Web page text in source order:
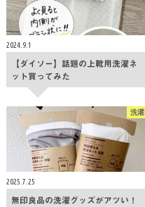
2024.9.1
【ダイソー】話題の上靴用洗濯ネ
ット買ってみた
洗濯
2025.7.25
無印良品の洗濯グッズがアツい！